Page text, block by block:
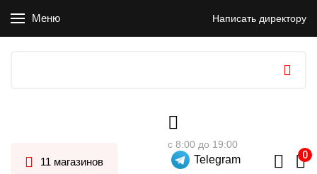
Меню Написать директору
11 магазинов
с 8:00 до 19:00
Telegram